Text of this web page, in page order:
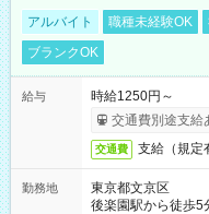
アルバイト 職種未経験OK
ブランクOK
給与
時給1250円～
交通費別途支給
交通費 支給（規定
勤務地
東京都文京区
後楽園駅から徒歩5